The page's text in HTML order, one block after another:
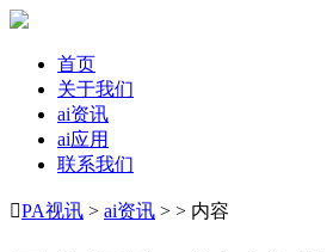
首页
关于我们
ai资讯
ai应用
联系我们
PA视讯 > ai资讯 > > 内容